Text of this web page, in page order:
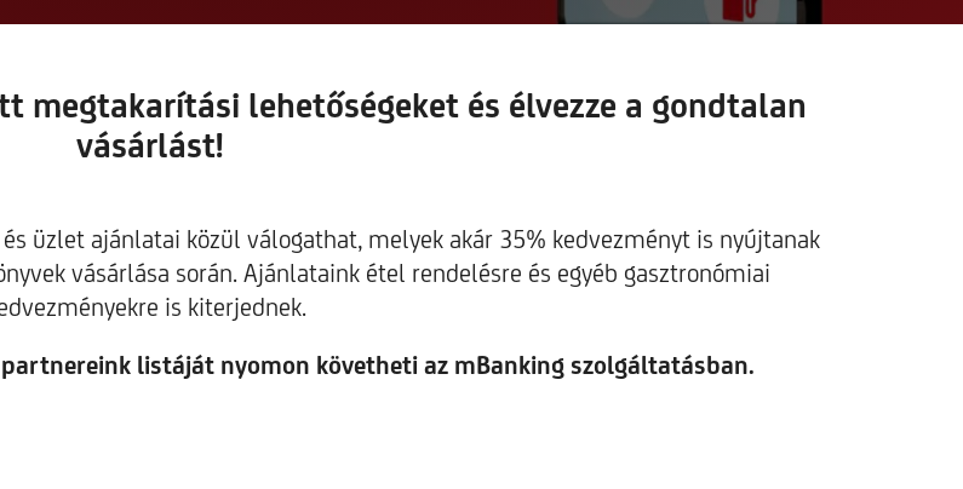
megtakarítási lehetőségeket és élvezze a gondtalan
vásárlást!
üzlet ajánlatai közül válogathat, melyek akár 35% kedvezményt is nyújtanak
vásárlása során. Ajánlataink étel rendelésre és egyéb gasztronómiai
is kiterjednek.
listáját nyomon követheti az mBanking szolgáltatásban.